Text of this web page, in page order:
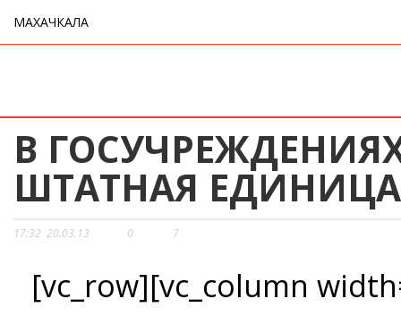
МАХАЧКАЛА
В
ШТАТНАЯ ЕДИНИЦА
17:32 20.03.13 0 7
[vc_row][vc_column